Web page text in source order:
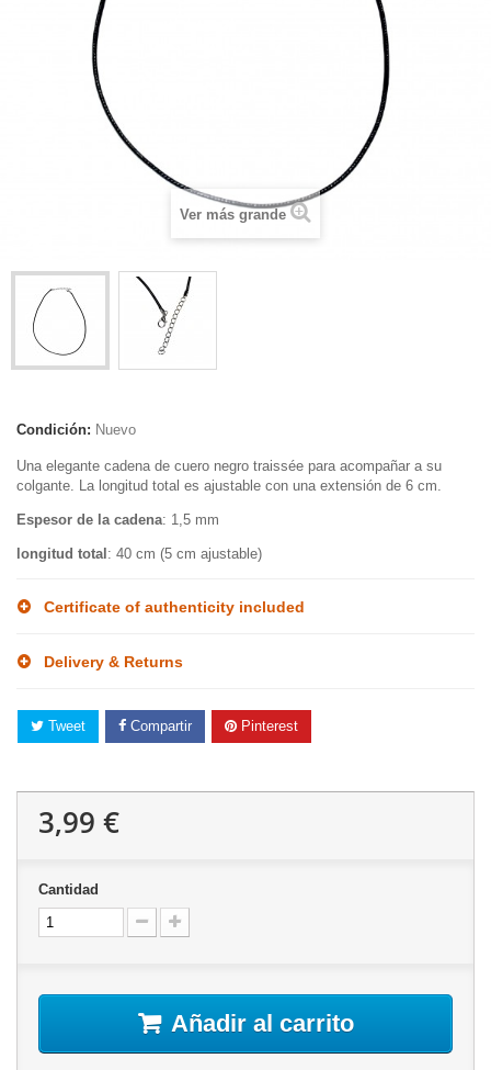
Ver más grande
Condición: Nuevo
Una elegante cadena de cuero negro traissée para acompañar a su
colgante. La longitud total es ajustable con una extensión de 6 cm.
Espesor de la cadena: 1,5 mm
longitud total : 40 cm (5 cm ajustable)
Certificate of authenticity included
Delivery & Returns
Tweet Compartir Pinterest
3,99 €
Cantidad
Añadir al carrito